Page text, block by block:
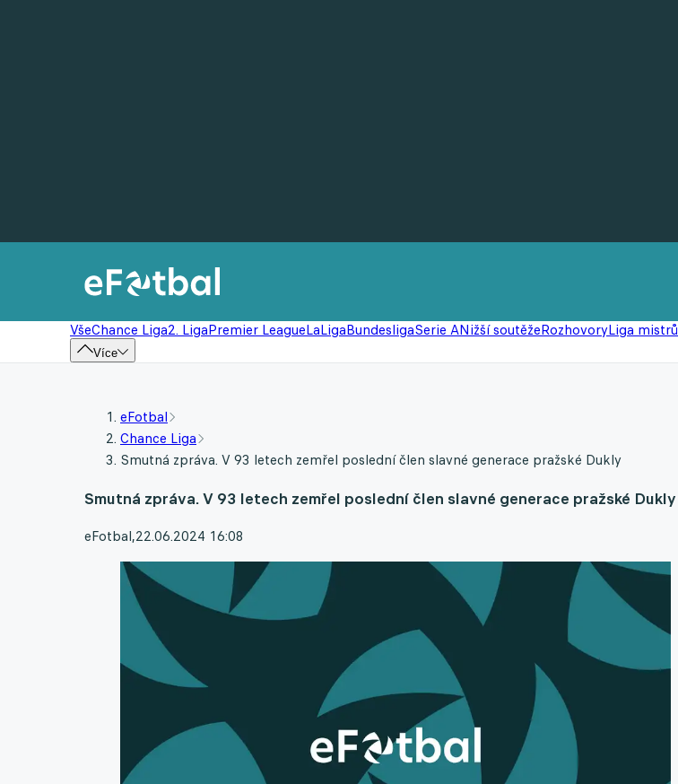
VšeChance Liga2. LigaPremier LeagueLaLigaBundesligaSerie ANižší soutěžeRozhovoryLiga mistrů
Více
eFotbal
Chance Liga
Smutná zpráva. V 93 letech zemřel poslední člen slavné generace pražské Dukly
Smutná zpráva. V 93 letech zemřel poslední člen slavné generace pražské Dukly
eFotbal,22.06.2024 16:08